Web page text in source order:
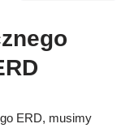
ERD, musimy